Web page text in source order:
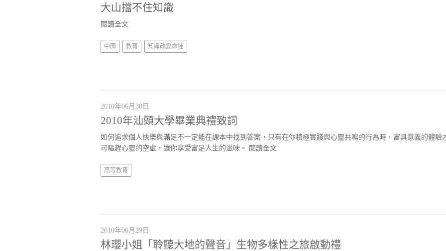
大山擋不住知識
閱讀全文
中國 教育 知識改變命運
2010年06月30日
2010年汕頭大學畢業典禮致詞
如何追求個人快樂與滿足不一定能在課本中找到答案，只有在你積極實踐與心靈共鳴的行為時，富具意義的體驗
可驅趕心靈的空虛，讓你享受富足人生的滋味。
閱讀全文
高等教育
2010年06月29日
林瓔小姐「聆聽大地的聲音」生物多樣性之旅啟動禮